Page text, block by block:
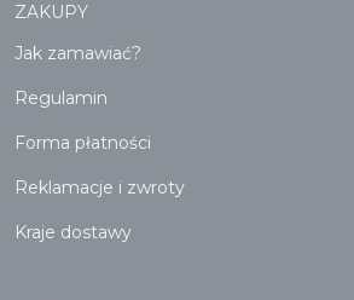
ZAKUPY
Jak zamawiać?
Regulamin
Forma płatności
Reklamacje i zwroty
Kraje dostawy